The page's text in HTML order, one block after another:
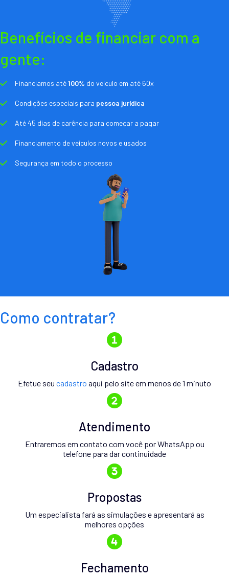
Benefícios de financiar com a
gente:
Financiamos até100% do veículo em até 60x
Condições especiais para pessoa jurídica
Até 45 dias de carência para começar a pagar
Financiamento de veículos novos e usados
Segurança em todo o processo
Como contratar?
Cadastro
Efetue seu cadastro aqui pelo site em menos de 1 minuto
Atendimento
Entraremos em contato com você por WhatsApp ou
telefone para dar continuidade
Propostas
Um especialista fará as simulações e apresentará as
melhores opções
Fechamento